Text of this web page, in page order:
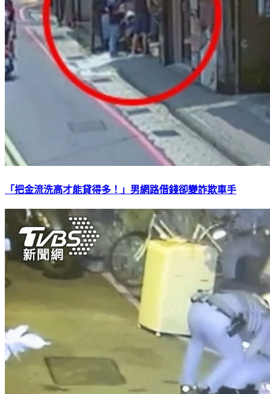
「把金流洗高才能貸得多！」男網路借錢卻變詐欺車手